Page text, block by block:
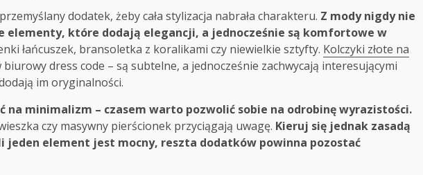
dodatek, żeby cała stylizacja nabrała charakteru. Z mody nigdy nie
elementy, które dodają elegancji, a jednocześnie są komfortowe w
łańcuszek, bransoletka z koralikami czy niewielkie sztyfty. Kolczyki złote na
dress code – są subtelne, a jednocześnie zachwycają interesującymi
im oryginalności.
na minimalizm – czasem warto pozwolić sobie na odrobinę wyrazistości.
czy masywny pierścionek przyciągają uwagę. Kieruj się jednak zasadą
jeden element jest mocny, reszta dodatków powinna pozostać